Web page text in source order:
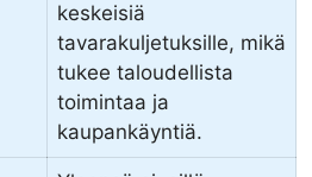
keskeisiä
tavarakuljetuksille, mikä
tukee taloudellista
toimintaa ja
kaupankäyntiä.